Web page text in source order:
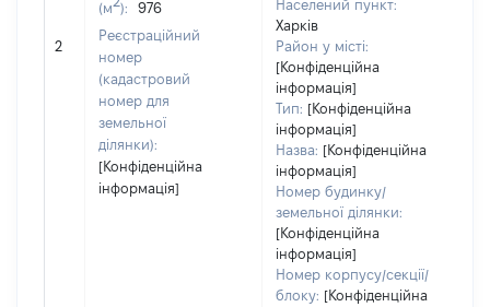
2
(м ):
976
Реєстраційний
номер
(кадастровий
номер для
земельної
ділянки):
[Конфіденційна
інформація]
Населений пункт:
Харків
Район у місті:
[Конфіденційна
інформація]
Тип: [Конфіденційна
інформація]
Назва: [Конфіденційна
інформація]
Номер будинку/
земельної ділянки:
[Конфіденційна
інформація]
Номер корпусу/секції/
блоку: [Конфіденційна